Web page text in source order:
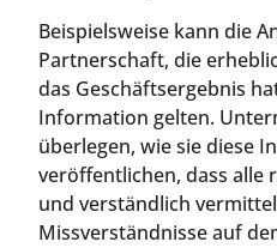
Beispielsweise kann die
Partnerschaft, die
das Geschäftsergebnis
Information gelten.
überlegen, wie sie diese
veröffentlichen, dass alle
und verständlich
Missverständnisse auf